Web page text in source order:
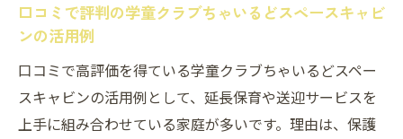
口コミで評判の学童クラブちゃいるどスペースキャビ
ンの活用例
口コミで高評価を得ている学童クラブちゃいるどスペー
スキャビンの活用例として、延長保育や送迎サービスを
上手に組み合わせている家庭が多いです。理由は、保護